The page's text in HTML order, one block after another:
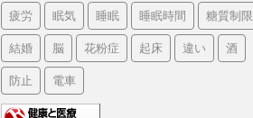
疲労 眠気 睡眠 睡眠時間 糖質制限
結婚 脳 花粉症 起床 違い 酒
防止 電車